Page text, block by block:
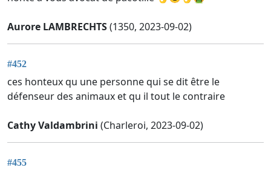
Aurore LAMBRECHTS(1350, 2023-09-02)
#452
ces honteux qu une personne qui se dit être le
défenseur des animaux et qu il tout le contraire
Cathy Valdambrini (Charleroi, 2023-09-02)
#455